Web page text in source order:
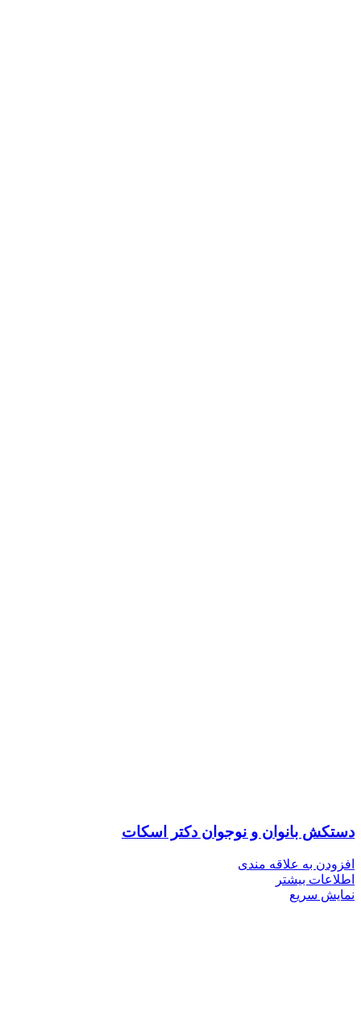
دستکش بانوان و نوجوان دکتر اسکات
افزودن به علاقه مندی
اطلاعات بیشتر
نمایش سریع